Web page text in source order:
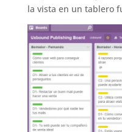
la vista en un tablero